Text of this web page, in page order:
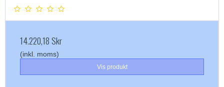
14.220,18 Skr
(inkl. moms)
Vis produkt